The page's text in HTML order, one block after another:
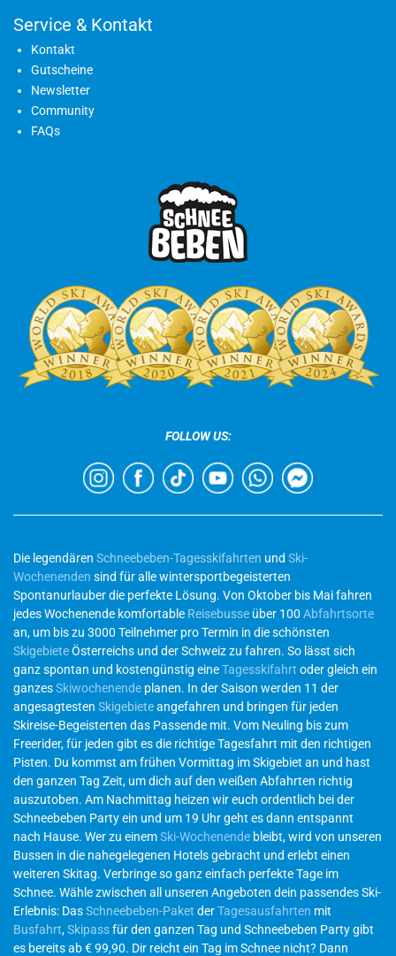
Service & Kontakt
Kontakt
Gutscheine
Newsletter
Community
FAQs
FOLLOW US:
Die legendären Schneebeben-Tagesskifahrten und Ski-
Wochenenden sind für alle wintersportbegeisterten
Spontanurlauber die perfekte Lösung. Von Oktober bis Mai fahren
jedes Wochenende komfortable Reisebusse über 100 Abfahrtsorte
an, um bis zu 3000 Teilnehmer pro Termin in die schönsten
SkigebieteÖsterreichs und der Schweiz zu fahren. So lässt sich
ganz spontan und kostengünstig eineTagesskifahrt oder gleich ein
ganzesSkiwochenende planen. In der Saison werden 11 der
angesagtesten Skigebieteangefahren und bringen für jeden
Skireise-Begeisterten das Passende mit. Vom Neuling bis zum
Freerider, für jeden gibt es die richtige Tagesfahrt mit den richtigen
Pisten. Du kommst am frühen Vormittag im Skigebiet an und hast
den ganzen Tag Zeit, um dich auf den weißen Abfahrten richtig
auszutoben. Am Nachmittag heizen wir euch ordentlich bei der
Schneebeben Party ein und um 19 Uhr geht es dann entspannt
nach Hause. Wer zu einemSki-Wochenende bleibt, wird von unseren
Bussen in die nahegelegenen Hotels gebracht und erlebt einen
weiteren Skitag. Verbringe so ganz einfach perfekte Tage im
Schnee. Wähle zwischen all unseren Angeboten dein passendes Ski-
Erlebnis: DasSchneebeben-Paket derTagesausfahrten mit
Busfahrt,Skipassfür den ganzen Tag und Schneebeben Party gibt
es bereits ab € 99,90. Dir reicht ein Tag im Schnee nicht? Dann